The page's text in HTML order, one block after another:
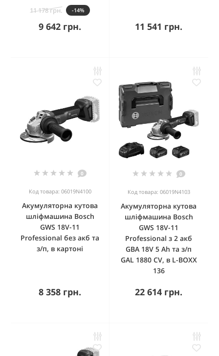
11 178 грн. -14%
9 642 грн. 11 541 грн.
0
Код товара: 06019N4100
Акумуляторна кутова
шліфмашина Bosch
GWS 18V-11
Professional без акб та
з/п, в картоні
8 358 грн.
0
Код товара: 06019N4103
Акумуляторна кутова
шліфмашина Bosch
GWS 18V-11
Professional з 2 акб
GBA 18V 5 Ah та з/п
GAL 1880 CV, в L-BOXX
136
22 614 грн.